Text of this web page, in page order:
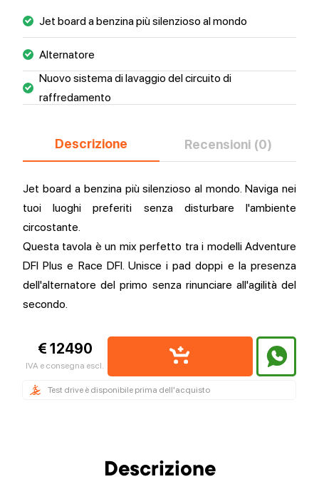
Jet board a benzina più silenzioso al mondo
Alternatore
Nuovo sistema di lavaggio del circuito di
raffredamento
Descrizione Recensioni (0)
Jet board a benzina più silenzioso al mondo. Naviga nei
tuoi luoghi preferiti senza disturbare l'ambiente
circostante.
Questa tavola è un mix perfetto tra i modelli Adventure
DFI Plus e Race DFI. Unisce i pad doppi e la presenza
dell'alternatore del primo senza rinunciare all'agilità del
secondo.
€ 12490
IVA e consegna escl.
Test drive è disponibile prima dell'acquisto
Descrizione